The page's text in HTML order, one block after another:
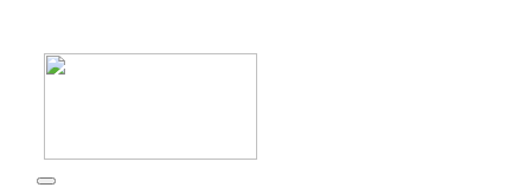
content
Toggle